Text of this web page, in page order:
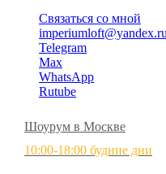
Связаться со мной
imperiumloft@yandex.ru
Telegram
Max
WhatsApp
Rutube
Шоурум в Москве
10:00-18:00 будние дни